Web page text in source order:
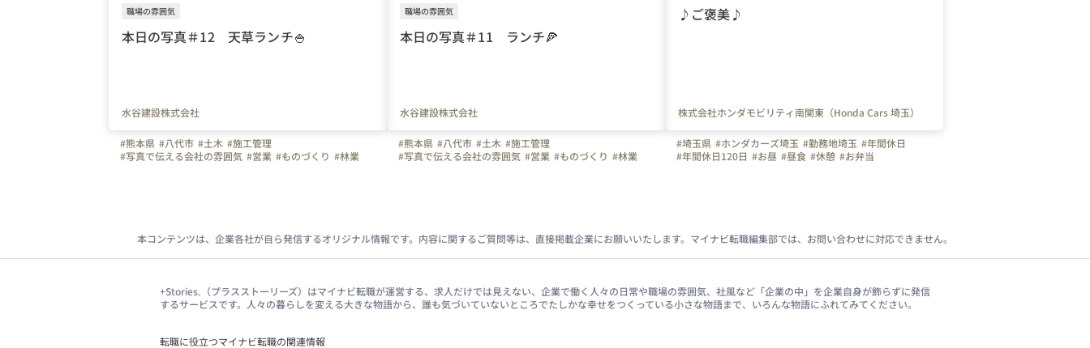
職場の雰囲気
本日の写真＃12 天草ランチ🍚
水谷建設株式会社
#熊本県 #八代市 #土木 #施工管理
#写真で伝える会社の雰囲気 #営業 #ものづくり #林業
職場の雰囲気
本日の写真＃11 ランチ🍕
水谷建設株式会社
#熊本県 #八代市 #土木 #施工管理
#写真で伝える会社の雰囲気 #営業 #ものづくり #林業
♪ご褒美♪
株式会社ホンダモビリティ南関東（Honda Cars 埼玉）
#埼玉県 #ホンダカーズ埼玉 #勤務地埼玉 #年間休日
#年間休日120日 #お昼 #昼食 #休憩 #お弁当
本コンテンツは、企業各社が自ら発信するオリジナル情報です。内容に関するご質問等は、直接掲載企業にお願いいたします。マイナビ転職編集部では、お問い合わせに対応できません。
+Stories.（プラスストーリーズ）はマイナビ転職が運営する、求人だけでは見えない、企業で働く人々の日常や職場の雰囲気、社風など「企業の中」を企業自身が飾らずに発信
するサービスです。人々の暮らしを変える大きな物語から、誰も気づいていないところでたしかな幸せをつくっている小さな物語まで、いろんな物語にふれてみてください。
転職に役立つマイナビ転職の関連情報